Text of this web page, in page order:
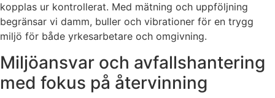
kopplas ur kontrollerat. Med mätning och uppföljning
begränsar vi damm, buller och vibrationer för en trygg
miljö för både yrkesarbetare och omgivning.
Miljöansvar och avfallshantering
med fokus på återvinning